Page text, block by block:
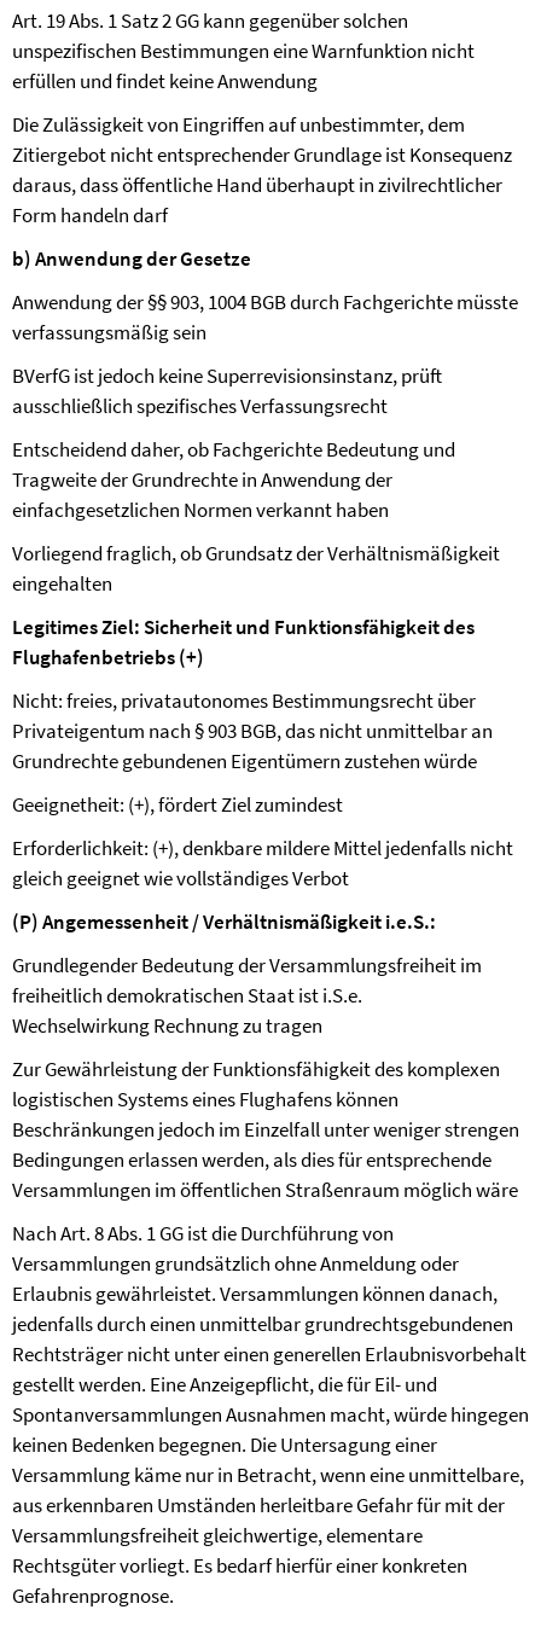
Art. 19 Abs. 1 Satz 2 GG kann gegenüber solchen
unspezifischen Bestimmungen eine Warnfunktion nicht
erfüllen und findet keine Anwendung
Die Zulässigkeit von Eingriffen auf unbestimmter, dem
Zitiergebot nicht entsprechender Grundlage ist Konsequenz
daraus, dass öffentliche Hand überhaupt in zivilrechtlicher
Form handeln darf
b) Anwendung der Gesetze
Anwendung der §§ 903, 1004 BGB durch Fachgerichte müsste
verfassungsmäßig sein
BVerfG ist jedoch keine Superrevisionsinstanz, prüft
ausschließlich spezifisches Verfassungsrecht
Entscheidend daher, ob Fachgerichte Bedeutung und
Tragweite der Grundrechte in Anwendung der
einfachgesetzlichen Normen verkannt haben
Vorliegend fraglich, ob Grundsatz der Verhältnismäßigkeit
eingehalten
Legitimes Ziel: Sicherheit und Funktionsfähigkeit des
Flughafenbetriebs (+)
Nicht: freies, privatautonomes Bestimmungsrecht über
Privateigentum nach § 903 BGB, das nicht unmittelbar an
Grundrechte gebundenen Eigentümern zustehen würde
Geeignetheit: (+), fördert Ziel zumindest
Erforderlichkeit: (+), denkbare mildere Mittel jedenfalls nicht
gleich geeignet wie vollständiges Verbot
(P) Angemessenheit / Verhältnismäßigkeit i.e.S.:
Grundlegender Bedeutung der Versammlungsfreiheit im
freiheitlich demokratischen Staat ist i.S.e.
Wechselwirkung Rechnung zu tragen
Zur Gewährleistung der Funktionsfähigkeit des komplexen
logistischen Systems eines Flughafens können
Beschränkungen jedoch im Einzelfall unter weniger strengen
Bedingungen erlassen werden, als dies für entsprechende
Versammlungen im öffentlichen Straßenraum möglich wäre
Nach Art. 8 Abs. 1 GG ist die Durchführung von
Versammlungen grundsätzlich ohne Anmeldung oder
Erlaubnis gewährleistet. Versammlungen können danach,
jedenfalls durch einen unmittelbar grundrechtsgebundenen
Rechtsträger nicht unter einen generellen Erlaubnisvorbehalt
gestellt werden. Eine Anzeigepflicht, die für Eil- und
Spontanversammlungen Ausnahmen macht, würde hingegen
keinen Bedenken begegnen. Die Untersagung einer
Versammlung käme nur in Betracht, wenn eine unmittelbare,
aus erkennbaren Umständen herleitbare Gefahr für mit der
Versammlungsfreiheit gleichwertige, elementare
Rechtsgüter vorliegt. Es bedarf hierfür einer konkreten
Gefahrenprognose.